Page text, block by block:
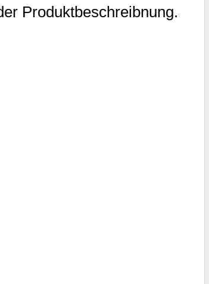
Produktbeschreibnung.